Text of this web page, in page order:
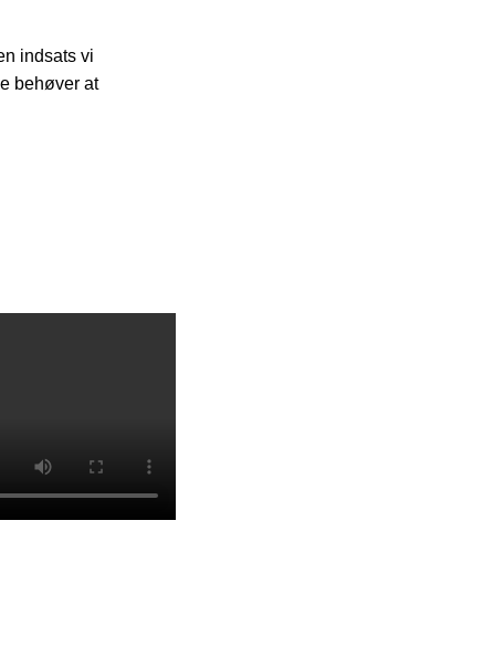
indsats vi
behøver at